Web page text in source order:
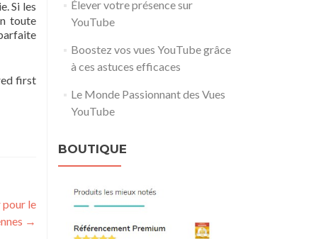
Si les
toute
first
pour le
→
Élever votre présence sur
YouTube
Boostez vos vues YouTube grâce
à ces astuces efficaces
Le Monde Passionnant des Vues
YouTube
BOUTIQUE